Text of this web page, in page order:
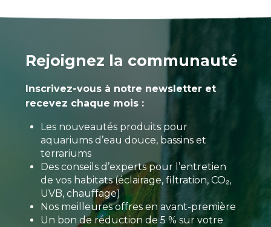
Rejoignez la communauté
Inscrivez-vous à notre newsletter et
recevez chaque mois :
Les nouveautés produits pour
aquariums d’eau douce, bassins et
terrariums
Des conseils d’experts pour l’entretien
de vos habitats (éclairage, filtration, CO₂,
UVB, chauffage)
Nos meilleures offres en avant-première
Un bon de réduction de 5 % sur votre